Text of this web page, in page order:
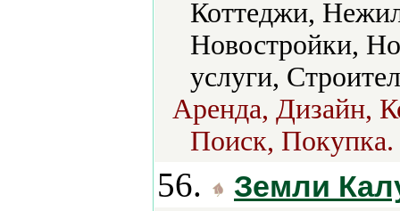
Коттеджи,
Новостройки,
услуги,
Аренда, Дизайн,
Поиск, Покупка.
56. Земли